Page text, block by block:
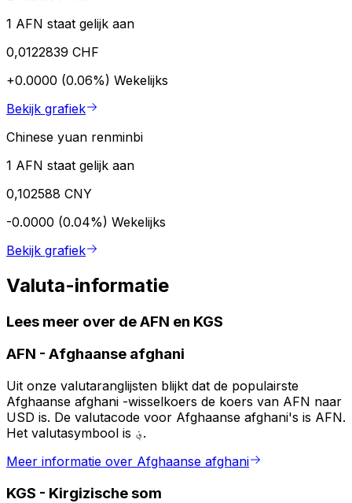
1 AFN staat gelijk aan
0,0122839 CHF
+0.0000 (0.06%) Wekelijks
Bekijk grafiek
Chinese yuan renminbi
1 AFN staat gelijk aan
0,102588 CNY
-0.0000 (0.04%) Wekelijks
Bekijk grafiek
Valuta-informatie
Lees meer over de AFN en KGS
AFN - Afghaanse afghani
Uit onze valutaranglijsten blijkt dat de populairste
Afghaanse afghani -wisselkoers de koers van AFN naar
USD is. De valutacode voor Afghaanse afghani's is AFN.
Het valutasymbool is ؋.
Meer informatie over Afghaanse afghani
KGS - Kirgizische som